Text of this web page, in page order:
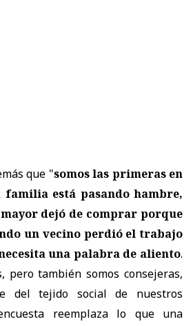
que "somos las primeras en
familia está pasando hambre,
dejó de comprar porque
un vecino perdió el trabajo
una palabra de aliento.
pero también somos consejeras,
del tejido social de nuestros
reemplaza lo que una